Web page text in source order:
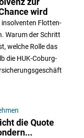
wird
Flotten-
Warum der Schritt
welche Rolle das
die HUK-Coburg-
die Quote